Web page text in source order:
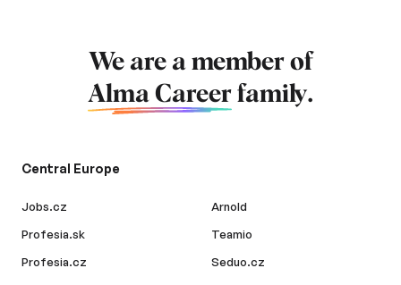
We are a member of
Alma Career family.
Central Europe
Jobs.cz
Profesia.sk
Profesia.cz
Arnold
Teamio
Seduo.cz